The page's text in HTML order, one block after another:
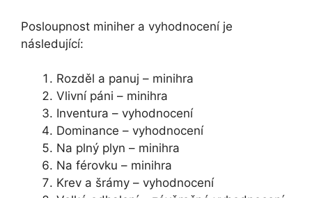
Posloupnost miniher a vyhodnocení je
následující:
Rozděl a panuj – minihra
Vlivní páni – minihra
Inventura – vyhodnocení
Dominance – vyhodnocení
Na plný plyn – minihra
Na férovku – minihra
Krev a šrámy – vyhodnocení